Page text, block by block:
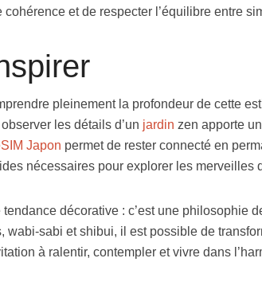
cohérence et de respecter l’équilibre entre
pleinement la profondeur de cette
les détails d’un jardin zen apporte
Japon permet de rester connecté en
nécessaires pour explorer les merveilles
décorative : c’est une philosophie
wabi-sabi et shibui, il est possible de
à ralentir, contempler et vivre dans